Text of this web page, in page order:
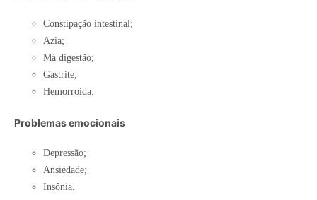
Constipação intestinal;
Azia;
Má digestão;
Gastrite;
Hemorroida.
Problemas emocionais
Depressão;
Ansiedade;
Insônia.